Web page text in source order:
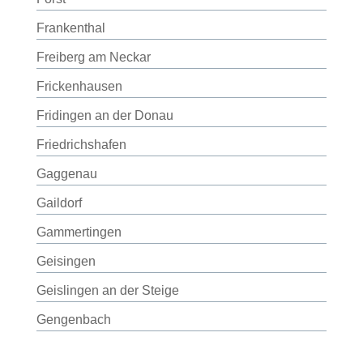
Frankenthal
Freiberg am Neckar
Frickenhausen
Fridingen an der Donau
Friedrichshafen
Gaggenau
Gaildorf
Gammertingen
Geisingen
Geislingen an der Steige
Gengenbach